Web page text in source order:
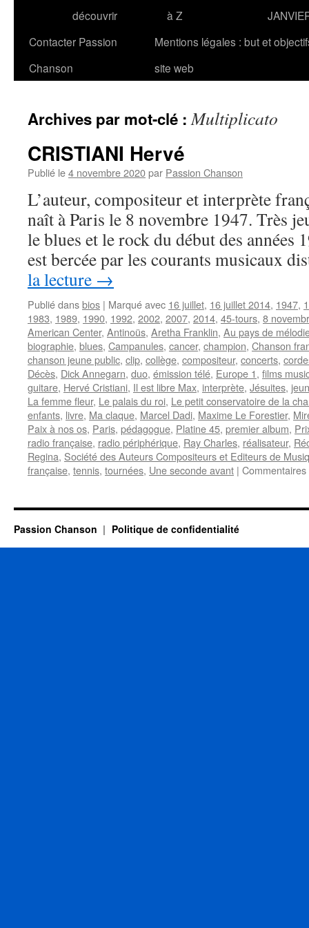
découvrir
à Z
Contacter Passion
Chanson
Mentions légales : but et
site web
Archives par mot-clé :Multiplicato
CRISTIANI Hervé
Publié le4 novembre 2020par Passion Chanson
L’auteur, compositeur et interprète
naît à Paris le 8 novembre 1947. Très
le blues et le rock du début des années
est bercée par les courants musicaux
la lecture →
Publié dansbios | Marqué avec 16 juillet, 16 juillet 2014, 1947,
1983, 1989, 1990, 1992, 2002, 2007, 2014, 45-tours, 8
American Center, Antinoüs, Aretha Franklin, Au pays de
biographie, blues, Campanules, cancer, champion, Chanson
chanson jeune public, clip, collège, compositeur, concerts,
Décès, Dick Annegarn, duo, émission télé, Europe 1, films
guitare, Hervé Cristiani, Il est libre Max, interprète, Jésuites,
La femme fleur, Le palais du roi, Le petit conservatoire de la
enfants, livre, Ma claque, Marcel Dadi, Maxime Le Forestier,
Paix à nos os, Paris, pédagogue, Platine 45, premier album,
radio française, radio périphérique, Ray Charles, réalisateur,
Regina, Société des Auteurs Compositeurs et Editeurs de
française, tennis, tournées, Une seconde avant |
Passion Chanson Politique de confidentialité